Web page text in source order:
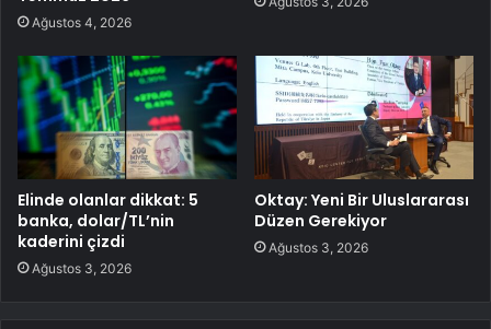
Ağustos 4, 2026
Elinde olanlar dikkat: 5
banka, dolar/TL’nin
kaderini çizdi
Ağustos 3, 2026
Oktay: Yeni Bir Uluslararası
Düzen Gerekiyor
Ağustos 3, 2026